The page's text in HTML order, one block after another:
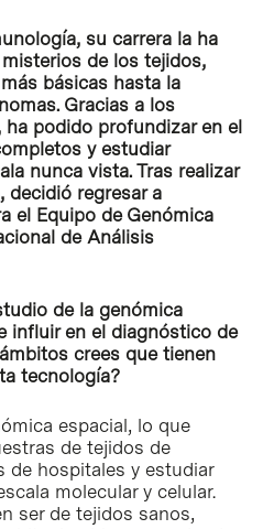
su carrera la ha
de los tejidos,
básicas hasta la
Gracias a los
podido profundizar en el
y estudiar
nunca vista. Tras realizar
decidió regresar a
el Equipo de Genómica
de Análisis
de la genómica
influir en el diagnóstico de
crees que tienen
tecnología?
espacial, lo que
de tejidos de
de hospitales y estudiar
molecular y celular.
ser de tejidos sanos,